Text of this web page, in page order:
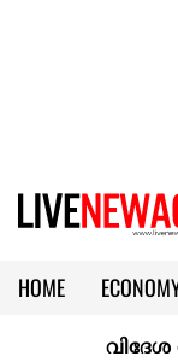
HOME
വിദേശ